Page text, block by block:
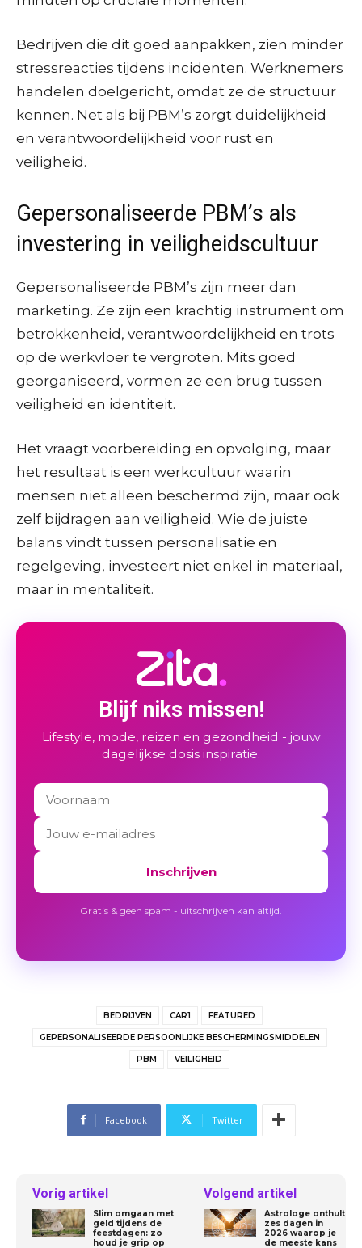
Bedrijven die dit goed aanpakken, zien minder
stressreacties tijdens incidenten. Werknemers
handelen doelgericht, omdat ze de structuur
kennen. Net als bij PBM’s zorgt duidelijkheid
en verantwoordelijkheid voor rust en
veiligheid.
Gepersonaliseerde PBM’s als
investering in veiligheidscultuur
Gepersonaliseerde PBM’s zijn meer dan
marketing. Ze zijn een krachtig instrument om
betrokkenheid, verantwoordelijkheid en trots
op de werkvloer te vergroten. Mits goed
georganiseerd, vormen ze een brug tussen
veiligheid en identiteit.
Het vraagt voorbereiding en opvolging, maar
het resultaat is een werkcultuur waarin
mensen niet alleen beschermd zijn, maar ook
zelf bijdragen aan veiligheid. Wie de juiste
balans vindt tussen personalisatie en
regelgeving, investeert niet enkel in materiaal,
maar in mentaliteit.
Blijf niks missen!
Lifestyle, mode, reizen en gezondheid - jouw
dagelijkse dosis inspiratie.
Inschrijven
Gratis & geen spam - uitschrijven kan altijd.
BEDRIJVEN CAR1 FEATURED
GEPERSONALISEERDE PERSOONLIJKE BESCHERMINGSMIDDELEN
PBM VEILIGHEID
Facebook Twitter
Vorig artikel
Slim omgaan met
geld tijdens de
feestdagen: zo
houd je grip op
Volgend artikel
Astrologe onthult
zes dagen in
2026 waarop je
de meeste kans